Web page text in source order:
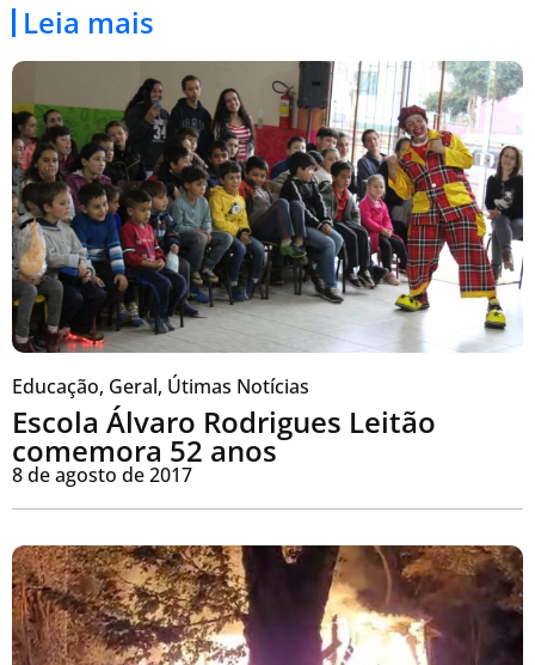
Leia mais
Educação, Geral, Útimas Notícias
Escola Álvaro Rodrigues Leitão
comemora 52 anos
8 de agosto de 2017